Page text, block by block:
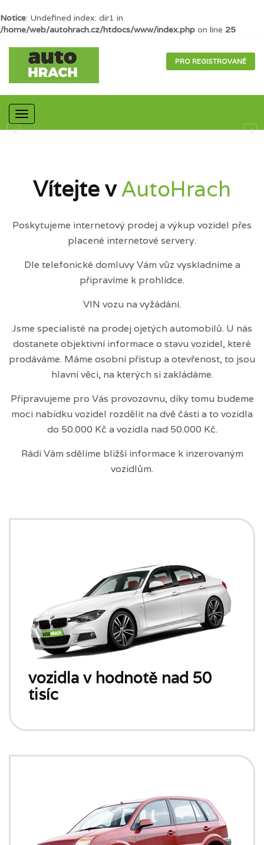
Notice: Undefined index: dir1 in
/home/web/autohrach.cz/htdocs/www/index.php on line 25
PRO REGISTROVANÉ
Mobilní
navigace
Vítejte vAutoHrach
Poskytujeme internetový prodej a výkup vozidel přes
placené internetové servery.
Dle telefonické domluvy Vám vůz vyskladníme a
připravíme k prohlídce.
VIN vozu na vyžádání.
Jsme specialisté na prodej ojetých automobilů. U nás
dostanete objektivní informace o stavu vozidel, které
prodáváme. Máme osobní přístup a otevřenost, to jsou
hlavní věci, na kterých si zakládáme.
Připravujeme pro Vás provozovnu, díky tomu budeme
moci nabídku vozidel rozdělit na dvě části a to vozidla
do 50.000 Kč a vozidla nad 50.000 Kč.
Rádi Vám sdělíme bližší informace k inzerovaným
vozidlům.
vozidla v hodnotě nad 50
tisíc